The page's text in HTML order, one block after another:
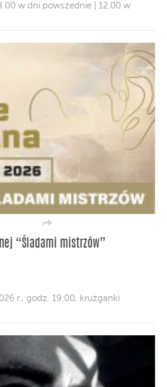
w dni powszednie | 12.00 w
“Śladami mistrzów”
r., godz. 19:00, krużganki